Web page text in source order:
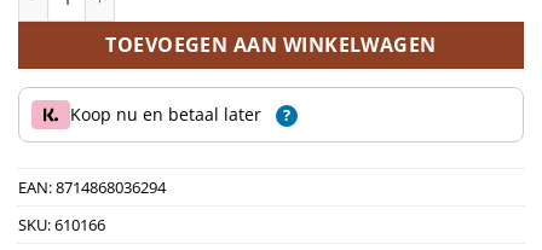
TOEVOEGEN AAN WINKELWAGEN
Koop nu en betaal later ?
EAN:8714868036294
SKU:610166